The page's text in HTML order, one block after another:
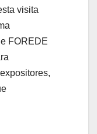
visita
FOREDE